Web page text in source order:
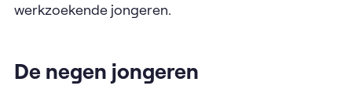
werkzoekende jongeren.
De negen jongeren